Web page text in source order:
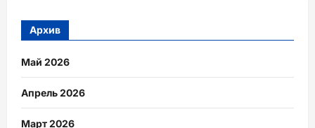
Архив
Май 2026
Апрель 2026
Март 2026